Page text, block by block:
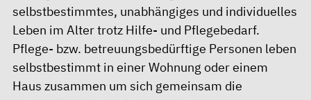
selbstbestimmtes, unabhängiges und individuelles
Leben im Alter trotz Hilfe- und Pflegebedarf.
Pflege- bzw. betreuungsbedürftige Personen leben
selbstbestimmt in einer Wohnung oder einem
Haus zusammen um sich gemeinsam die